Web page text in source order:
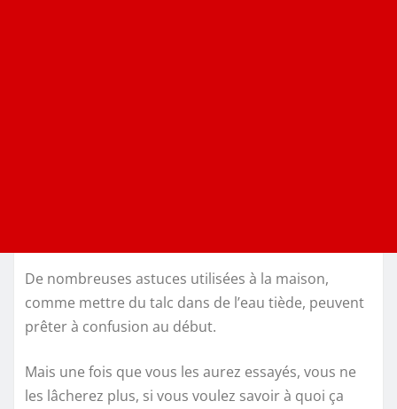
De nombreuses astuces utilisées à la maison,
comme mettre du talc dans de l’eau tiède, peuvent
prêter à confusion au début.
Mais une fois que vous les aurez essayés, vous ne
les lâcherez plus, si vous voulez savoir à quoi ça